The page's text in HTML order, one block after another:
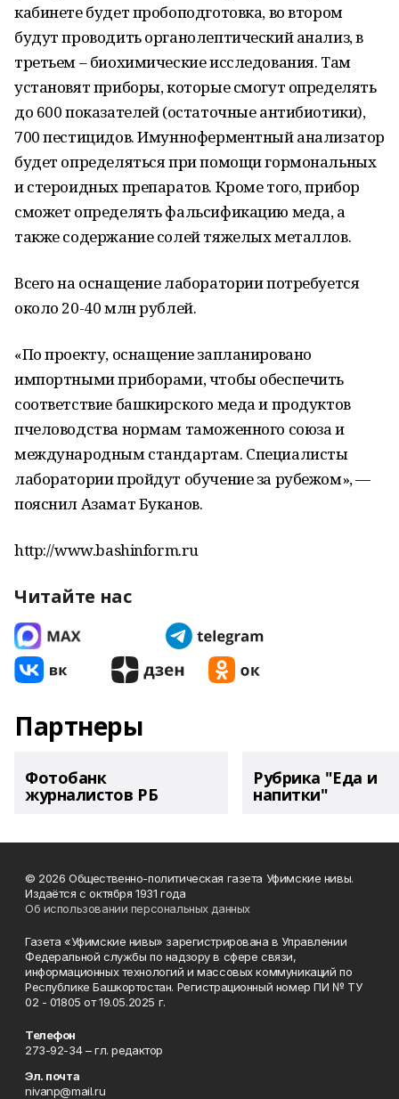
кабинете будет пробоподготовка, во втором
будут проводить органолептический анализ, в
третьем – биохимические исследования. Там
установят приборы, которые смогут определять
до 600 показателей (остаточные антибиотики),
700 пестицидов. Имунноферментный анализатор
будет определяться при помощи гормональных
и стероидных препаратов. Кроме того, прибор
сможет определять фальсификацию меда, а
также содержание солей тяжелых металлов.
Всего на оснащение лаборатории потребуется
около 20-40 млн рублей.
«По проекту, оснащение запланировано
импортными приборами, чтобы обеспечить
соответствие башкирского меда и продуктов
пчеловодства нормам таможенного союза и
международным стандартам. Специалисты
лаборатории пройдут обучение за рубежом», —
пояснил Азамат Буканов.
http://www.bashinform.ru
Читайте нас
Партнеры
Фотобанк
журналистов РБ
Рубрика "Еда и
напитки"
© 2026 Общественно-политическая газета Уфимские нивы.
Издаётся с октября 1931 года
Об использовании персональных данных
Газета «Уфимские нивы» зарегистрирована в Управлении
Федеральной службы по надзору в сфере связи,
информационных технологий и массовых коммуникаций по
Республике Башкортостан. Регистрационный номер ПИ № ТУ
02 - 01805 от 19.05.2025 г.
Телефон
273-92-34 – гл. редактор
Эл. почта
nivanp@mail.ru